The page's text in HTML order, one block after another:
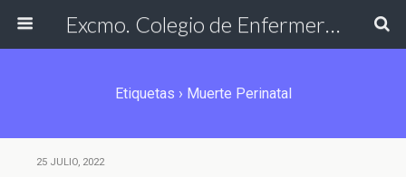
Excmo. Colegio de Enfermería de Cádiz
Etiquetas › Muerte Perinatal
25 JULIO, 2022